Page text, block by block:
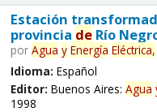
Estación
provincia deRío
por Agua y Energía Eléctrica,
Idioma: Español
Editor: Buenos Aires: Agua
1998